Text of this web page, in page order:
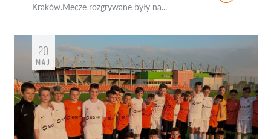
Kraków.Mecze rozgrywane były na...
20
MAJ